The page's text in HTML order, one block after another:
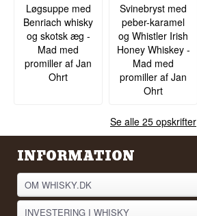
Løgsuppe med
Benriach whisky
og skotsk æg -
Mad med
promiller af Jan
Ohrt
Svinebryst med
peber-karamel
og Whistler Irish
Honey Whiskey -
Mad med
promiller af Jan
Ohrt
Se alle 25 opskrifter
INFORMATION
OM WHISKY.DK
INVESTERING I WHISKY